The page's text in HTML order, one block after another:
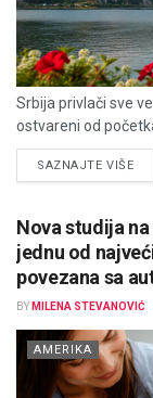
Srbija privlači sve
ostvareni od
SAZNAJTE VIŠE
Nova studija
jednu od
povezana sa
BY MILENA STEVANOVIĆ
AMERIKA